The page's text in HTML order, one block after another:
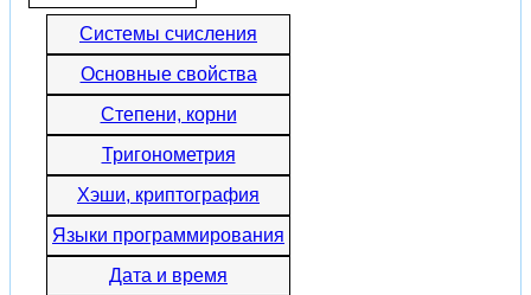
Системы счисления
Основные свойства
Степени, корни
Тригонометрия
Хэши, криптография
Языки программирования
Дата и время